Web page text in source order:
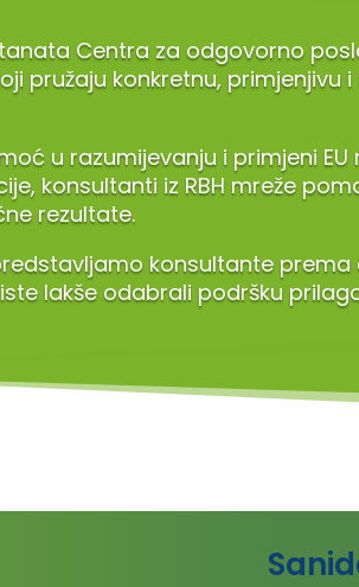
Centra za odgovorno
pružaju konkretnu, primjenjivu
u razumijevanju i primjeni
konsultanti iz RBH mreže
rezultate.
konsultante
lakše odabrali podršku